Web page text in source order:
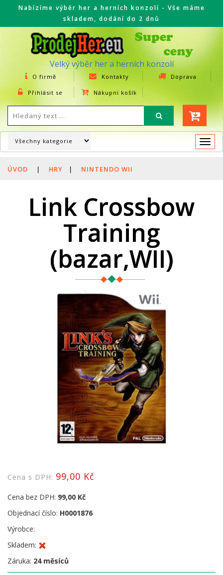
Nabízíme výběr her a herních konzolí - Vše máme
skladem, dodání do 2 dnů
Velký výběr her a herních konzolí
O firmě Kontakty Doprava
Přihlásit se Nákupní košík
ÚVOD | HRY | NINTENDO WII
Link Crossbow
Training
(bazar,WII)
Cena s DPH: 99,00 Kč
Cena bez DPH: 99,00 Kč
Objednací číslo: H0001876
Výrobce:
Skladem:
Záruka: 24 měsíců